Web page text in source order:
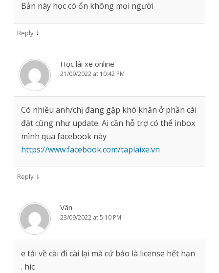
Bản này học có ổn không mọi người
Reply ↓
Học lái xe online
21/09/2022 at 10:42 PM
Có nhiều anh/chị đang gặp khó khăn ở phần cài
đặt cũng như update. Ai cần hỗ trợ có thể inbox
mình qua facebook này
https://www.facebook.com/taplaixe.vn
Reply ↓
Vân
23/09/2022 at 5:10 PM
e tải về cài đi cài lại mà cứ bảo là license hết hạn
. hic